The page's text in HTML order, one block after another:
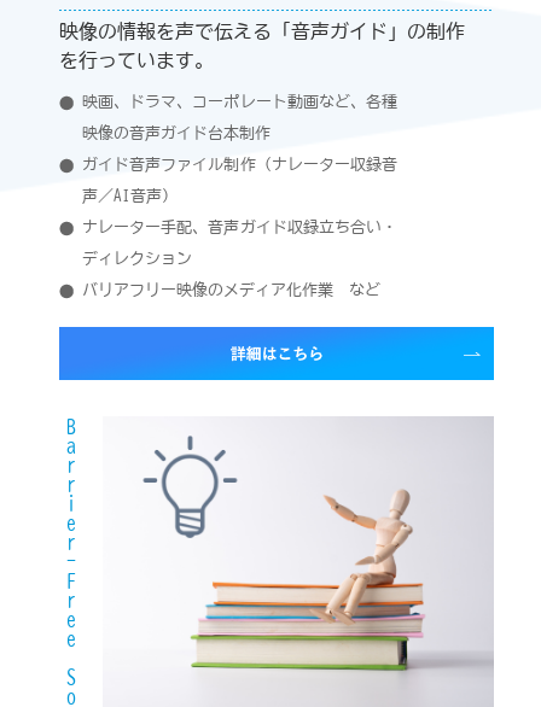
映像の情報を声で伝える「音声ガイド」の制作
を行っています。
映画、ドラマ、コーポレート動画など、各種
映像の音声ガイド台本制作
ガイド音声ファイル制作（ナレーター収録音
声／AI音声）
ナレーター手配、音声ガイド収録立ち合い・
ディレクション
バリアフリー映像のメディア化作業 など